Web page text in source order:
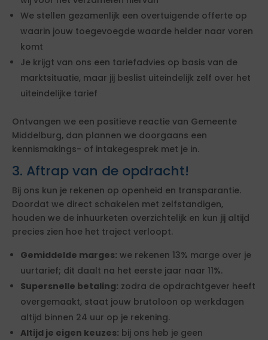
We stellen gezamenlijk een overtuigende offerte op
waarin jouw toegevoegde waarde helder naar voren
komt
Je krijgt van ons een tariefadvies op basis van de
marktsituatie, maar jij beslist uiteindelijk zelf over het
uiteindelijke tarief
Ontvangen we een positieve reactie van Gemeente
Middelburg, dan plannen we doorgaans een
kennismakings- of intakegesprek met je in.
3. Aftrap van de opdracht!
Bij ons kun je rekenen op openheid en transparantie.
Doordat we direct schakelen met zelfstandigen,
houden we de inhuurketen overzichtelijk en kun jij altijd
precies zien hoe het traject verloopt.
Gemiddelde marges: we rekenen 13% marge over je
uurtarief; dit daalt na het eerste jaar naar 11%.
Supersnelle betaling: zodra de opdrachtgever heeft
overgemaakt, staat jouw brutoloon op werkdagen
altijd binnen 24 uur op je rekening.
Altijd je eigen keuzes: bij ons heb je geen